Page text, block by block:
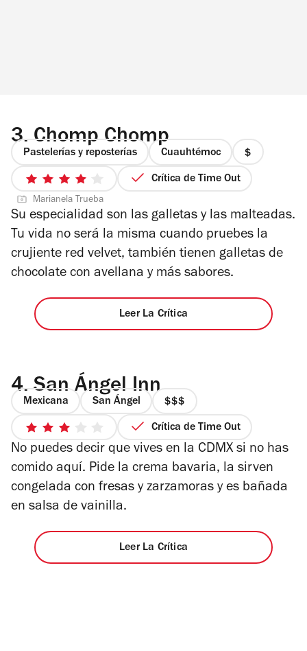
3. Chomp Chomp
Pastelerías y reposterías Cuauhtémoc
precio
4
4
de
5
estrellas
Crítica de Time Out
Marianela Trueba
Su especialidad son las galletas y las malteadas.
Tu vida no será la misma cuando pruebes la
crujiente red velvet, también tienen galletas de
chocolate con avellana y más sabores.
Leer La Crítica
4. San Ángel Inn
Mexicana San Ángel
precio
3
de
3
de
5
estrellas
Crítica de Time Out
No puedes decir que vives en la CDMX si no has
comido aquí. Pide la crema bavaria, la sirven
congelada con fresas y zarzamoras y es bañada
en salsa de vainilla.
Leer La Crítica